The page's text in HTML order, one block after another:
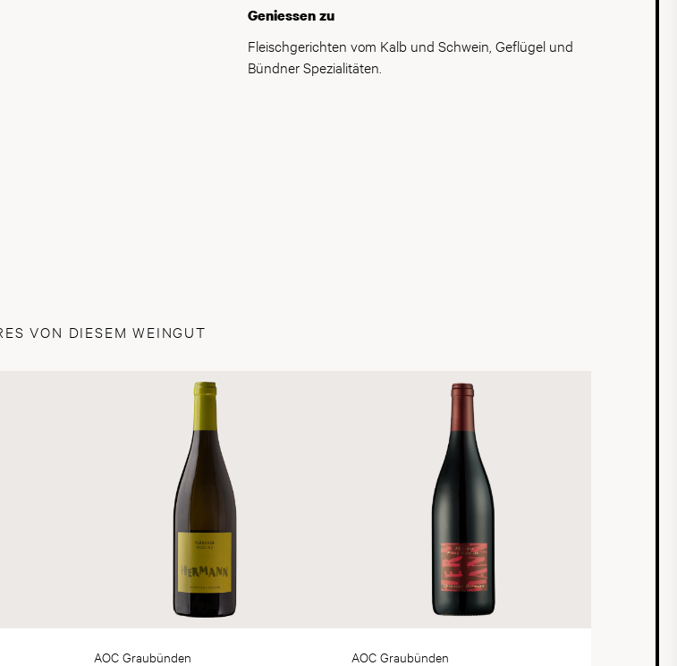
Geniessen zu
Fleischgerichten vom Kalb und Schwein, Geflügel und
Bündner Spezialitäten.
VON DIESEM WEINGUT
AOC Graubünden AOC Graubünden